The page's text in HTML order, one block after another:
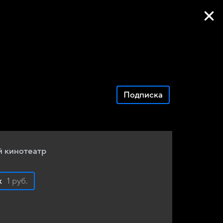
Подписка
кинотеатр
1 руб.